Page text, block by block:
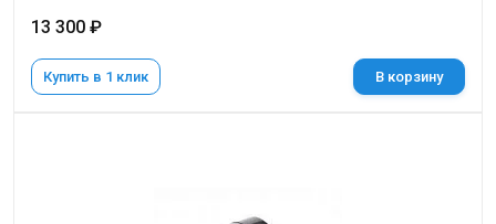
13 300 ₽
Купить в 1 клик В корзину